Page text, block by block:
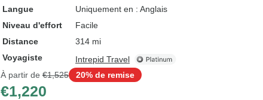
Langue
Uniquement en : Anglais
Niveau d'effort
Facile
Distance
314 mi
Voyagiste
Intrepid Travel
À partir de €1,525 20% de remise
€1,220